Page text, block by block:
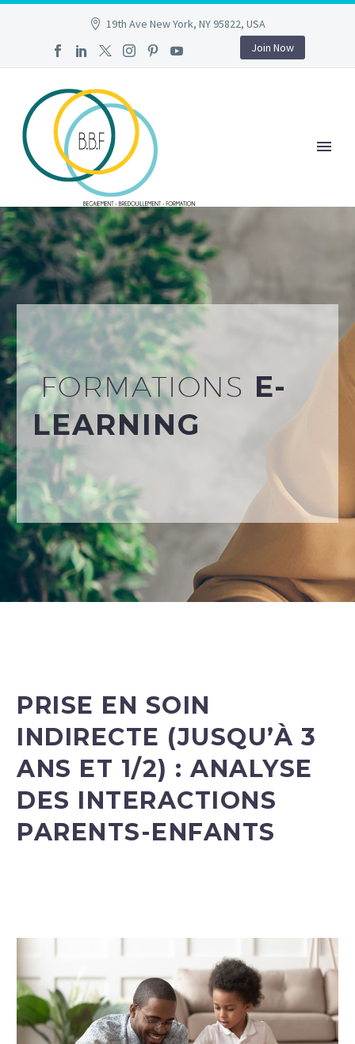
19th Ave New York, NY 95822, USA
Join Now
FORMATIONS E-
LEARNING
PRISE EN SOIN
INDIRECTE (JUSQU’À 3
ANS ET 1/2) : ANALYSE
DES INTERACTIONS
PARENTS-ENFANTS